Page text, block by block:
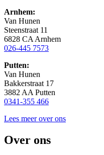
Arnhem:
Van Hunen
Steenstraat 11
6828 CA Arnhem
026-445 7573
Putten:
Van Hunen
Bakkerstraat 17
3882 AA Putten
0341-355 466
Lees meer over ons
Over ons